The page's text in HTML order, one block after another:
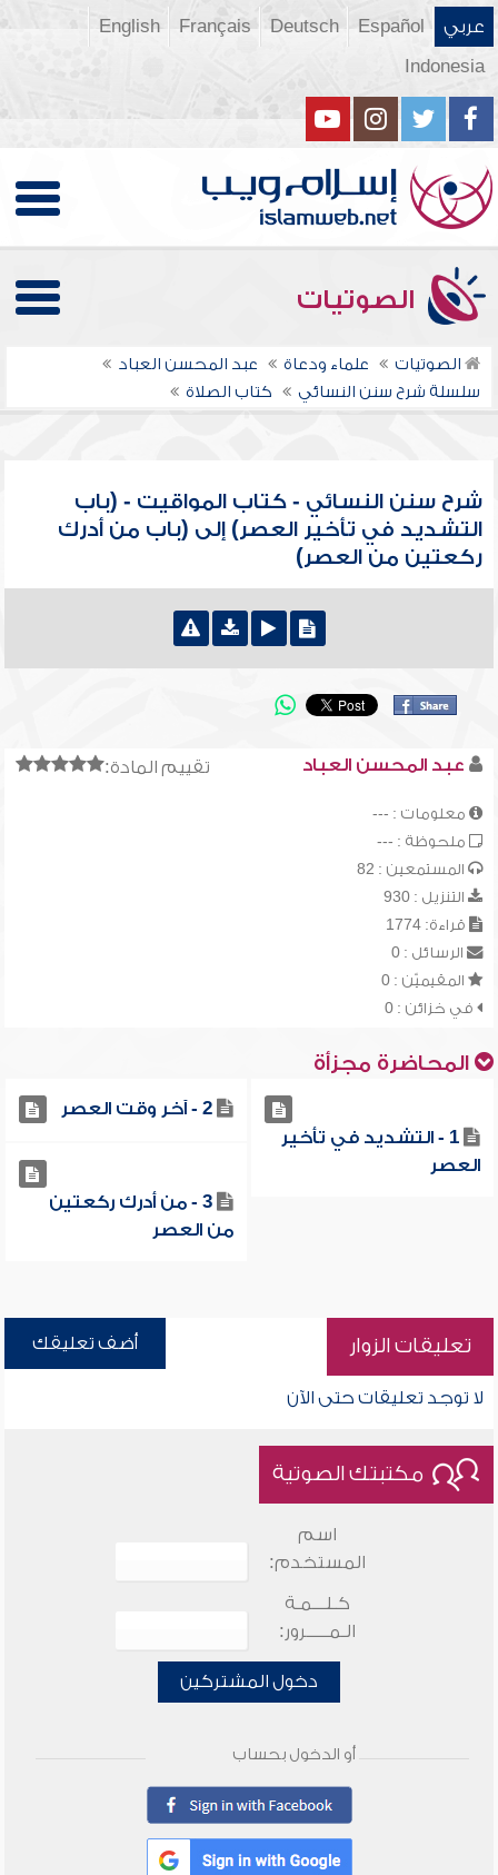
عربي Español
Deutsch
Français
English
Indonesia
الصوتيات
الصوتيات علماء ودعاة
عبد المحسن العباد
سلسلة شرح سنن النسائي
كتاب الصلاة
شرح سنن النسائي - كتاب المواقيت - (باب
التشديد في تأخير العصر) إلى (باب من أدرك
ركعتين من العصر)
تقييم المادة: عبد المحسن العباد
معلومات : ---
ملحوظة : ---
المستمعين : 82
التنزيل : 930
قراءة: 1774
الرسائل : 0
المقيميّن : 0
في خزائن : 0
المحاضرة مجزأة
1 - التشديد في تأخير
العصر
2 - آخر وقت العصر
3 - من أدرك ركعتين
من العصر
تعليقات الزوار أضف تعليقك
لا توجد تعليقات حتى الآن
مكتبتك الصوتية
اسم
المستخدم:
كـلـــمـة
الـمـــــرور:
دخول المشتركين
أو الدخول بحساب